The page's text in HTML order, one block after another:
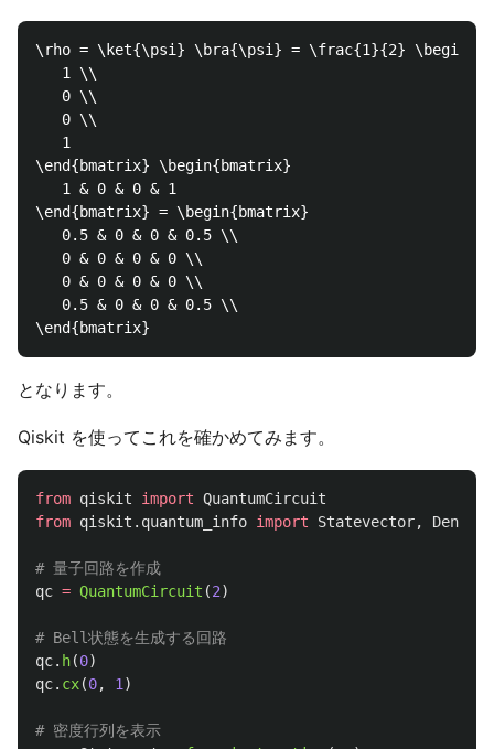
\rho = \ket{\psi} \bra{\psi} = \frac{1}{2}
   1 \\
   0 \\
   0 \\
   1
\end{bmatrix} \begin{bmatrix}
   1 & 0 & 0 & 1
\end{bmatrix} = \begin{bmatrix}
   0.5 & 0 & 0 & 0.5 \\
   0 & 0 & 0 & 0 \\
   0 & 0 & 0 & 0 \\
   0.5 & 0 & 0 & 0.5 \\
となります。
Qiskit を使ってこれを確かめてみます。
from qiskit import QuantumCircuit
from qiskit.quantum_info import Statevector,
qc = QuantumCircuit (2)
qc. h(0)
qc. cx(0, 1 )